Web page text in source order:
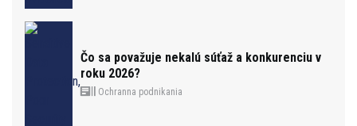
Čo sa považuje nekalú súťaž a konkurenciu v
roku 2026?
Ochranna podnikania